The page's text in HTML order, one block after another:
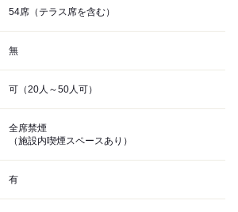
54席（テラス席を含む）
無
可（20人～50人可）
全席禁煙
（施設内喫煙スペースあり）
有